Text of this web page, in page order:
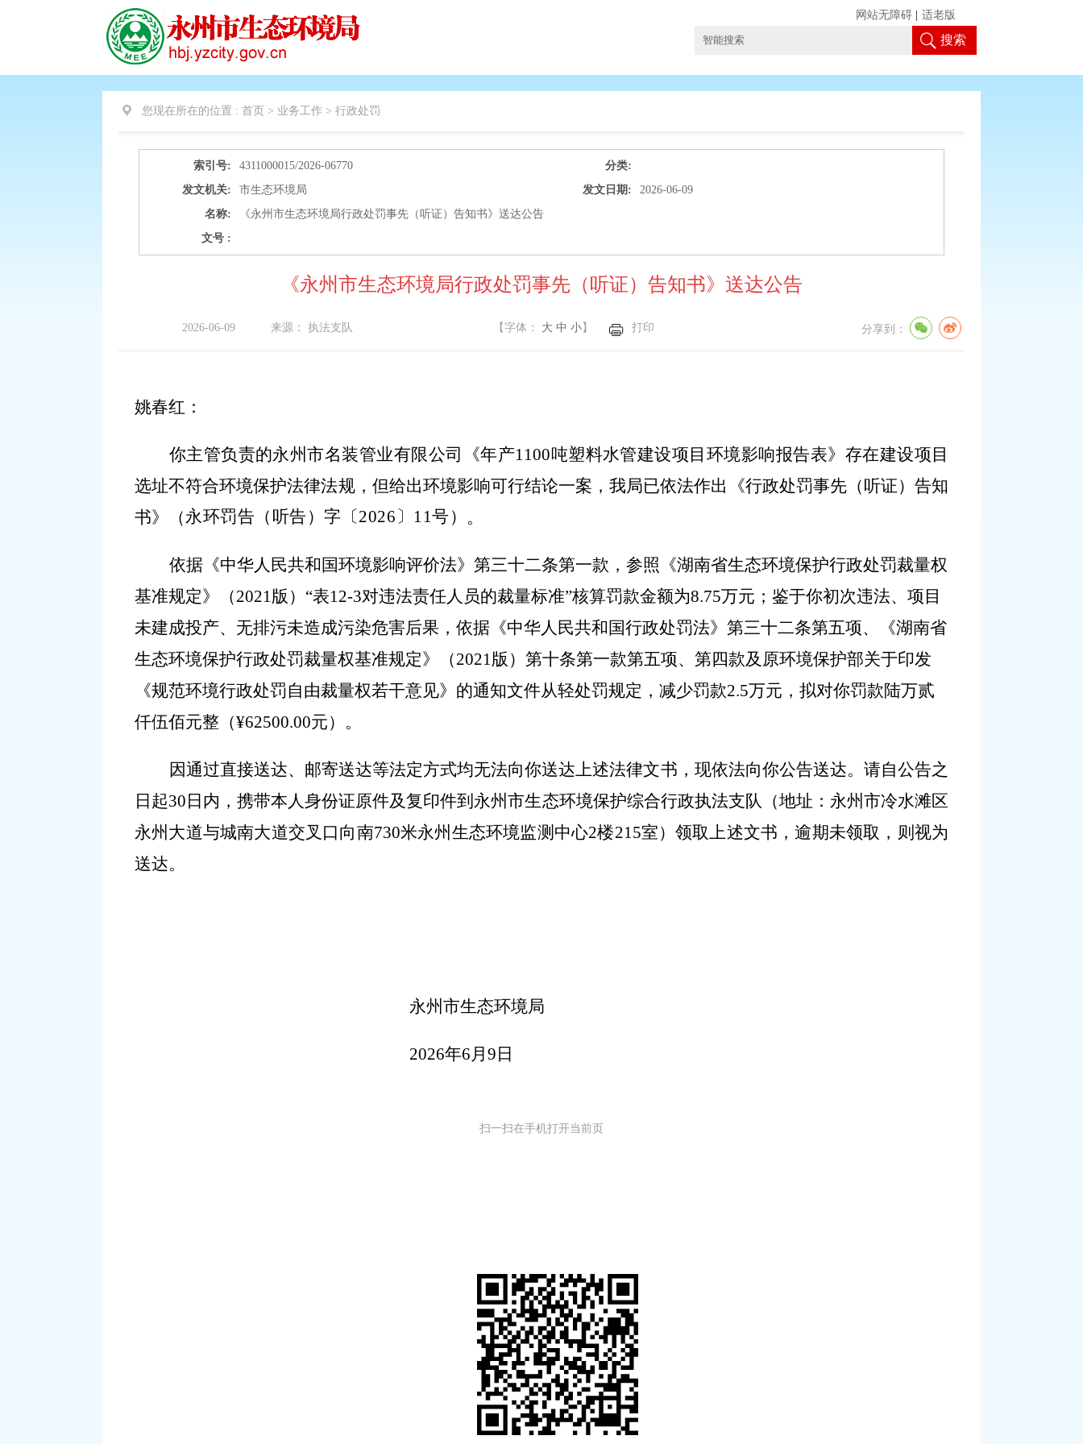
搜索
网站无障碍 适老版
您现在所在的位置 : 首页 > 业务工作 > 行政处罚
索引号: 4311000015/2026-06770
分类:
发文机关:
市生态环境局 发文日期:
2026-06-09
名称:
《永州市生态环境局行政处罚事先（听证）告知书》送达公告
文号 :
《永州市生态环境局行政处罚事先（听证）告知书》送达公告
2026-06-09 来源： 执法支队 【字体： 大 中 小】 打印 分享到：
姚春红：
你主管负责的永州市名装管业有限公司《年产1100吨塑料水管建设项目环境影响报告表》存在建设项目
选址不符合环境保护法律法规，但给出环境影响可行结论一案，我局已依法作出
《行政处罚事先（听证）告知
书》（永环罚告（听告）字 〔2026 〕 11号） 。
依据《中华人民共和国环境影响评价法》第三十二条第一款，参照《湖南省生态环境保护行政处罚裁量权
基准规定》（2021版） “表12-3对违法责任人员的裁量标准”核算罚款金额为8.75万元；鉴于你初次违法、项目
未建成投产、无排污未造成污染危害后果，依据《中华人民共和国行政处罚法》第三十二条第五项、《湖南省
生态环境保护行政处罚裁量权基准规定》（2021版）第十条第一款第五项、第四款及原环境保护部关于印发
《规范环境行政处罚自由裁量权若干意见》的通知文件从轻处罚规定，减少罚款2.5万元，拟对你罚款陆万贰
仟伍佰元整（¥62500.00元）。
因通过直接送达、邮寄送达等法定方式均无法向你送达上述法律文书 ，现依法向你公告送达。请自公告之
日起30 日内，携带本人身份证原件及复印件到永州市生态环境保护综合行政执法支队（地址：永州市冷水滩区
永州大道与城南大道交叉口向南730米永州生态环境监测中心2楼215室）领取上述文书 ，逾期未领取，则视为
送达。
永州市生态环境局
2026年6月9 日
扫一扫在手机打开当前页